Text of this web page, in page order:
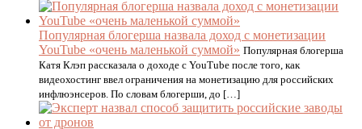
Популярная блогерша назвала доход с монетизации
YouTube «очень маленькой суммой» Популярная блогерша
Катя Клэп рассказала о доходе с YouTube после того, как
видеохостинг ввел ограничения на монетизацию для российских
инфлюэнсеров. По словам блогерши, до […]